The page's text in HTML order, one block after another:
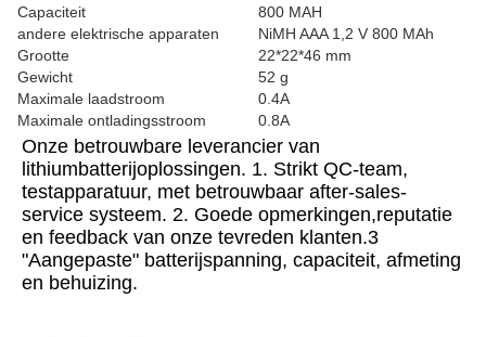
Capaciteit
800 MAH
andere elektrische apparaten
NiMH AAA 1,2 V 800 MAh
Grootte
22*22*46 mm
Gewicht
52 g
Maximale laadstroom
0.4A
Maximale ontladingsstroom
0.8A
Onze betrouwbare leverancier van
lithiumbatterijoplossingen. 1. Strikt QC-team,
testapparatuur, met betrouwbaar after-sales-
service systeem. 2. Goede opmerkingen,reputatie
en feedback van onze tevreden klanten.3
"Aangepaste" batterijspanning, capaciteit, afmeting
en behuizing.